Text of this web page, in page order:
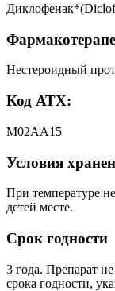
Нестероидный
Код АТХ:
М02АА15
Условия
При температуре
детей месте.
Срок годности
3 года. Препарат
срока годности,